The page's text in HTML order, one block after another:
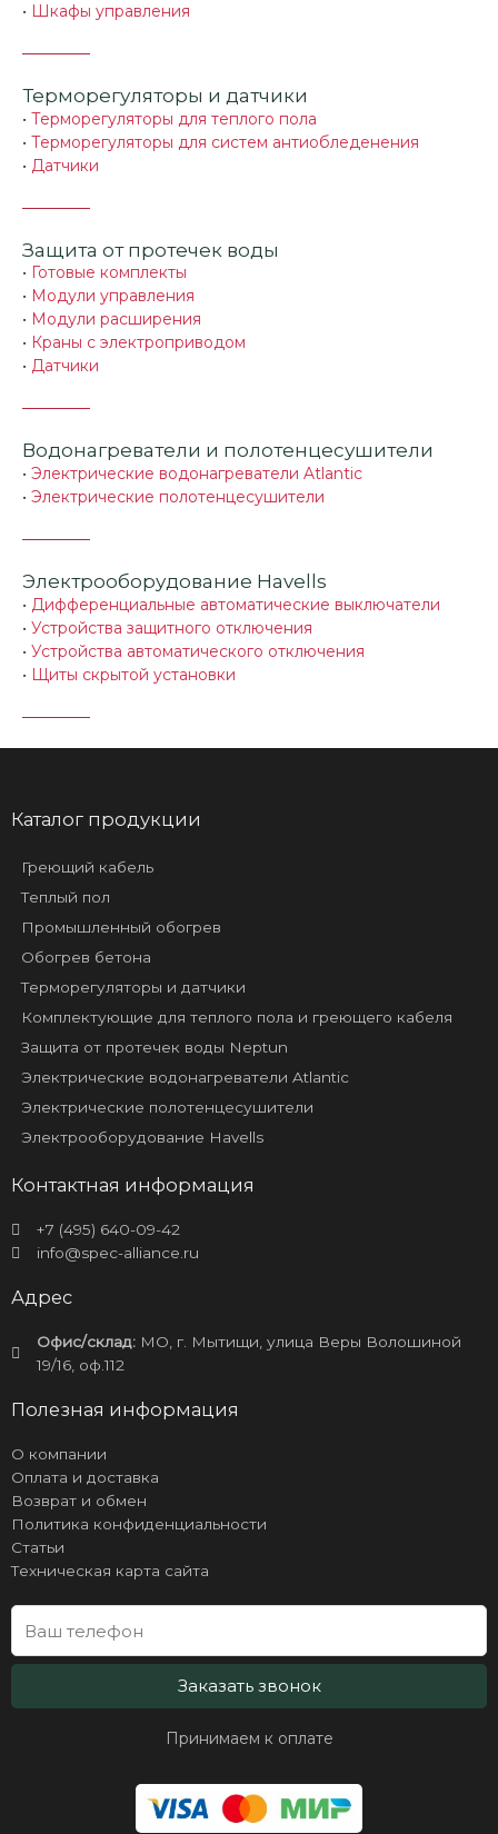
• Шкафы управления
Терморегуляторы и датчики
• Терморегуляторы для теплого пола
• Терморегуляторы для систем антиобледенения
• Датчики
Защита от протечек воды
• Готовые комплекты
• Модули управления
• Модули расширения
• Краны с электроприводом
• Датчики
Водонагреватели и полотенцесушители
• Электрические водонагреватели Atlantic
• Электрические полотенцесушители
Электрооборудование Havells
• Дифференциальные автоматические выключатели
• Устройства защитного отключения
• Устройства автоматического отключения
• Щиты скрытой установки
Каталог продукции
Греющий кабель
Теплый пол
Промышленный обогрев
Обогрев бетона
Терморегуляторы и датчики
Комплектующие для теплого пола и греющего кабеля
Защита от протечек воды Neptun
Электрические водонагреватели Atlantic
Электрические полотенцесушители
Электрооборудование Havells
Контактная информация
+7 (495) 640-09-42
info@spec-alliance.ru
Адрес
Офис/склад:МО, г. Мытищи, улица Веры Волошиной
19/16, оф.112
Полезная информация
О компании
Оплата и доставка
Возврат и обмен
Политика конфиденциальности
Статьи
Техническая карта сайта
Заказать звонок
Принимаем к оплате